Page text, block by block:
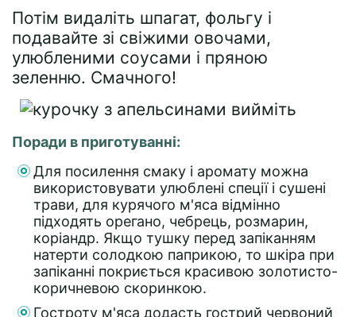
Потім видаліть шпагат, фольгу і
подавайте зі свіжими овочами,
улюбленими соусами і пряною
зеленню. Смачного!
Поради в приготуванні:
Для посилення смаку і аромату можна
використовувати улюблені спеції і сушені
трави, для курячого м'яса відмінно
підходять орегано, чебрець, розмарин,
коріандр. Якщо тушку перед запіканням
натерти солодкою паприкою, то шкіра при
запіканні покриється красивою золотисто-
коричневою скоринкою.
Гостроту м'яса додасть гострий червоний